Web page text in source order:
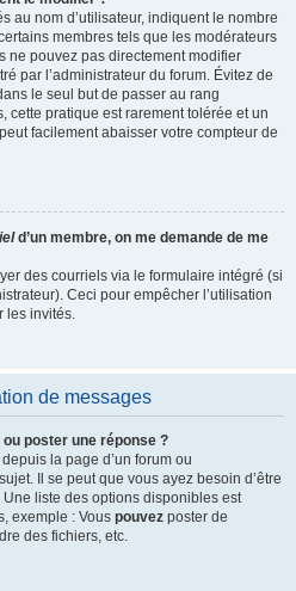
au nom d’utilisateur, indiquent le nombre
membres tels que les modérateurs
ne pouvez pas directement modifier
par l’administrateur du forum. Évitez de
le seul but de passer au rang
cette pratique est rarement tolérée et un
facilement abaisser votre compteur de
d’un membre, on me demande de me
des courriels via le formulaire intégré (si
Ceci pour empêcher l’utilisation
les invités.
de messages
poster une réponse ?
la page d’un forum ou
Il se peut que vous ayez besoin d’être
liste des options disponibles est
exemple : Vous pouvez poster de
des fichiers, etc.